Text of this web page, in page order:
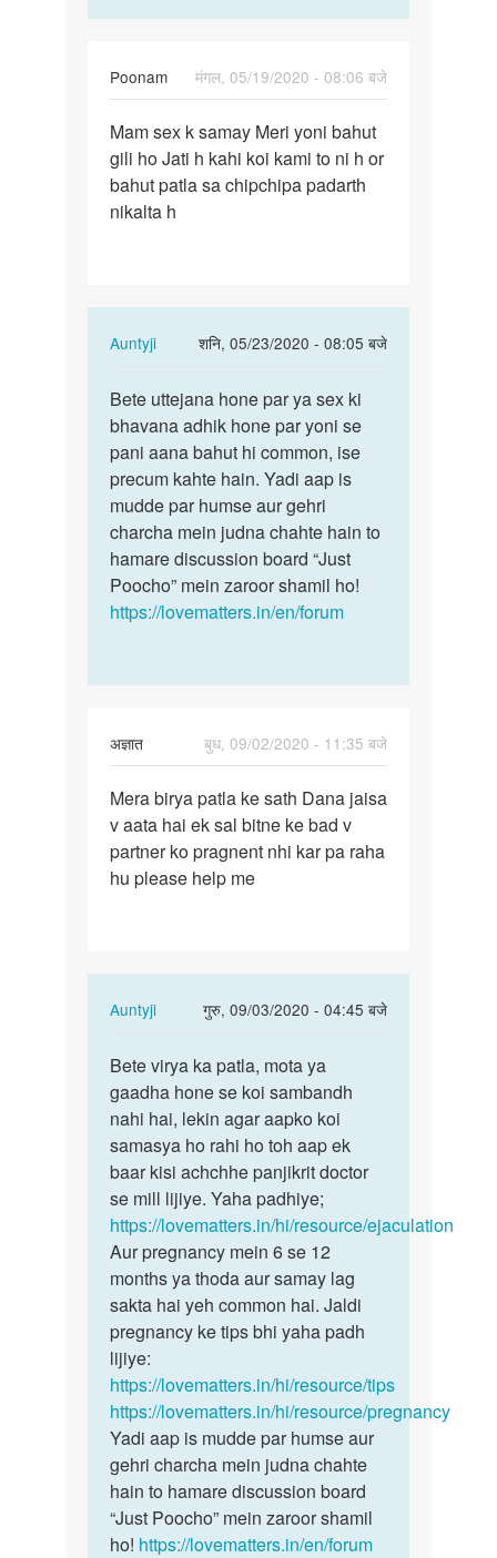
Poonam
मंगल, 05/19/2020 - 08:06 बजे
Mam
sex
k
samay
Mam sex k samay Meri yoni bahut
gili ho Jati h kahi koi kami to ni h or
bahut patla sa chipchipa padarth
nikalta h
Auntyji
शनि, 05/23/2020 - 08:05 बजे
In
to
Mam
sex
k
samay
Meri
yoni…
by
Poonam
Bete
uttejana
hone
par
ya…
Bete uttejana hone par ya sex ki
bhavana adhik hone par yoni se
pani aana bahut hi common, ise
precum kahte hain. Yadi aap is
mudde par humse aur gehri
charcha mein judna chahte hain to
hamare discussion board “Just
Poocho” mein zaroor shamil ho!
https://lovematters.in/en/forum
अज्ञात
बुध, 09/02/2020 - 11:35 बजे
Mera
birya
patla
ke
Mera birya patla ke sath Dana jaisa
v aata hai ek sal bitne ke bad v
partner ko pragnent nhi kar pa raha
hu please help me
Auntyji
गुरु, 09/03/2020 - 04:45 बजे
In
to
Mera
birya
patla
ke
sath…
by
अज्ञात
Bete
virya
ka
patla,
mota
ya…
Bete virya ka patla, mota ya
gaadha hone se koi sambandh
nahi hai, lekin agar aapko koi
samasya ho rahi ho toh aap ek
baar kisi achchhe panjikrit doctor
se mill lijiye. Yaha padhiye;
https://lovematters.in/hi/resource/ejaculation
Aur pregnancy mein 6 se 12
months ya thoda aur samay lag
sakta hai yeh common hai. Jaldi
pregnancy ke tips bhi yaha padh
lijiye:
https://lovematters.in/hi/resource/tips
https://lovematters.in/hi/resource/pregnancy
Yadi aap is mudde par humse aur
gehri charcha mein judna chahte
hain to hamare discussion board
“Just Poocho” mein zaroor shamil
ho! https://lovematters.in/en/forum